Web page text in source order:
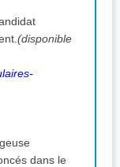
(disponible
dans le